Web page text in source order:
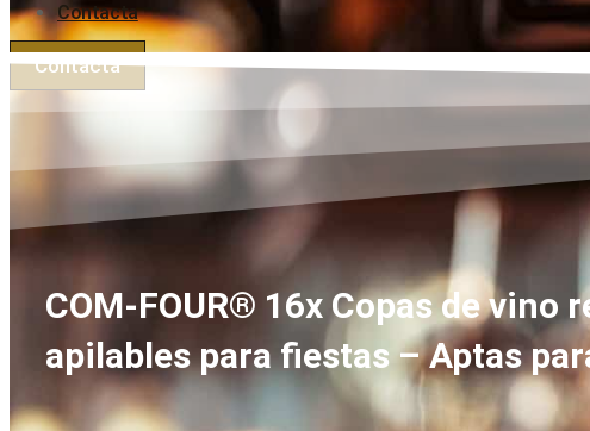
Contacta
Contacta
COM-FOUR® 16x Copas de
apilables para fiestas – Aptas